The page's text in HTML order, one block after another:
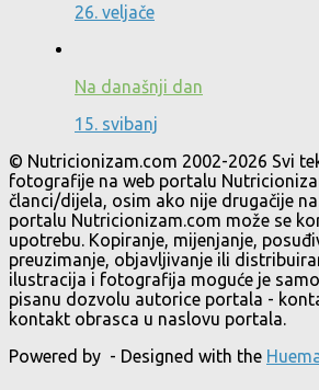
26. veljače
Na današnji dan
15. svibanj
© Nutricionizam.com 2002-2026 Svi
fotografije na web portalu
članci/dijela, osim ako nije drugačije
portalu Nutricionizam.com može se
upotrebu. Kopiranje, mijenjanje,
preuzimanje, objavljivanje ili
ilustracija i fotografija moguće je
pisanu dozvolu autorice portala -
kontakt obrasca u naslovu portala.
Powered by - Designed with the